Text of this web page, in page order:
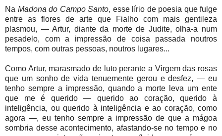
Na Madona do Campo Santo, esse lírio de poesia que fulge
entre as flores de arte que Fialho com mais gentileza
plasmou, — Artur, diante da morte de Judite, olha-a num
pesadelo, com a impressão de coisa passada noutros
tempos, com outras pessoas, noutros lugares...
Como Artur, marasmado de luto perante a Virgem das rosas
que um sonho de vida tenuemente gerou e desfez, — eu
tenho sempre a impressão, quando a morte leva um ente
que me é querido — querido ao coração, querido à
inteligência, ou querido à inteligência e ao coração, como
agora —, eu tenho sempre a impressão de que a mágoa
sombria desse acontecimento, afastando-se no tempo e no